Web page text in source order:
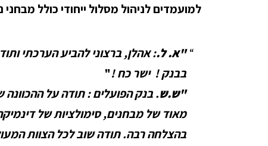
למועמדים לניהול מסלול ייחודי כולל
"א. ל.: אהלן, ברצוני להביע הערכתי
בבנק ! ישר כח !"
"ש.ש. בנק הפועלים : תודה על
מאוד של מבחנים, סימולציות של
בהצלחה רבה. תודה שוב לכל הצוות